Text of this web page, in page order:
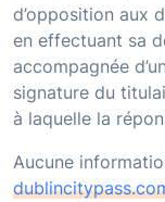
d’opposition aux
en effectuant sa
accompagnée
signature du
à laquelle la
Aucune